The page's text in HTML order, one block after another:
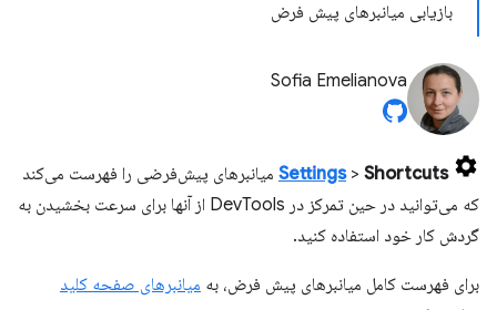
بازیابی میانبرهای پیش فرض
Sofia Emelianova
Settings> Shortcuts
میانبرهای پیش‌فرضی را فهرست می‌کند
که می‌توانید در حین تمرکز در DevTools از آنها برای سرعت بخشیدن به
گردش کار خود استفاده کنید.
برای فهرست کامل میانبرهای پیش فرض، به میانبرهای صفحه کلید